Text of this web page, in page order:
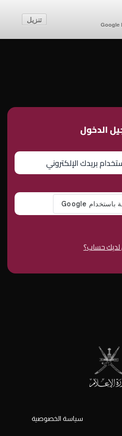
تنزيل
إنشاء حساب
الدخول
بريدك الإلكتروني
حساب؟
سياسة الخصوصية